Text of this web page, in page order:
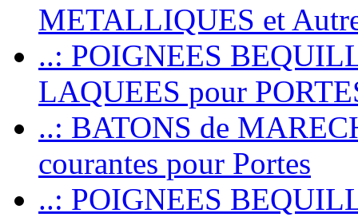
METALLIQUES et
..: POIGNEES
LAQUEES pour
..: BATONS de
courantes pour Portes
..: POIGNEES